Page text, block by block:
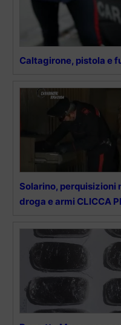
Caltagirone, pistola e
Solarino, perquisizioni
droga e armi CLICCA